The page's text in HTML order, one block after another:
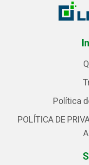
Política
POLÍTICA DE